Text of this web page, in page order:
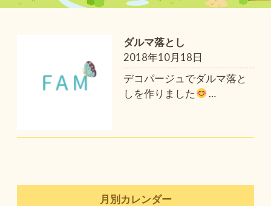
ダルマ落とし
2018年10月18日
デコパージュでダルマ落と
しを作りました
…
月別カレンダー